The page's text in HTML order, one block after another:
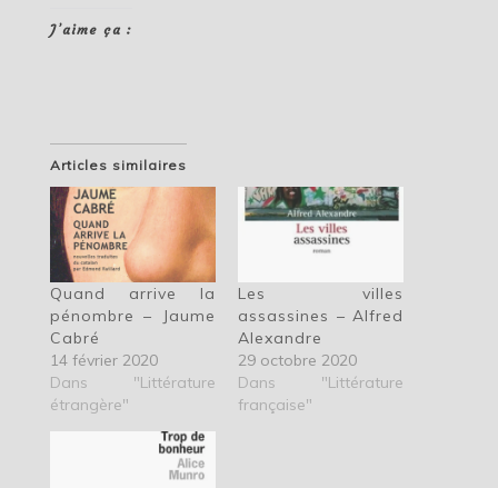
J’aime ça :
Articles similaires
Quand arrive la
pénombre – Jaume
Cabré
14 février 2020
Dans "Littérature
étrangère"
Les villes
assassines – Alfred
Alexandre
29 octobre 2020
Dans "Littérature
française"